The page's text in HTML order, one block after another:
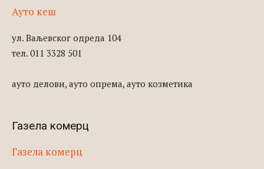
Ауто кеш
ул. Ваљевског одреда 104
тел. 011 3328 501
ауто делови, ауто опрема, ауто козметика
Газела комерц
Газела комерц